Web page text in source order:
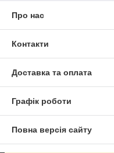
Про нас
Контакти
Доставка та оплата
Графік роботи
Повна версія сайту